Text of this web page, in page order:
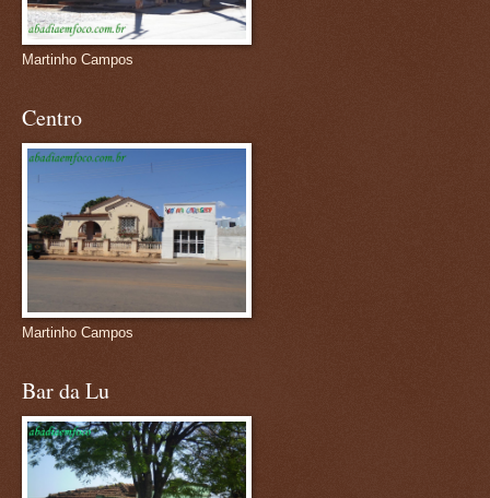
Martinho Campos
Centro
Martinho Campos
Bar da Lu